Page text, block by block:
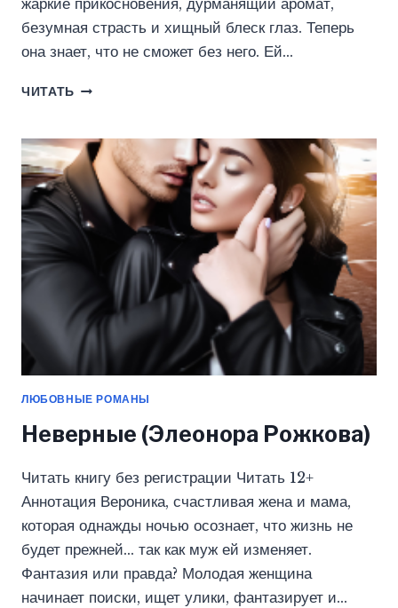
жаркие прикосновения, дурманящий аромат,
безумная страсть и хищный блеск глаз. Теперь
она знает, что не сможет без него. Ей…
ЧИТАТЬ Я
ТЫ!
(ЭЛЕОНОРА
РОЖКОВА)
ЛЮБОВНЫЕ РОМАНЫ
Неверные (Элеонора Рожкова)
Читать книгу без регистрации Читать 12+
Аннотация Вероника, счастливая жена и мама,
которая однажды ночью осознает, что жизнь не
будет прежней… так как муж ей изменяет.
Фантазия или правда? Молодая женщина
начинает поиски, ищет улики, фантазирует и…